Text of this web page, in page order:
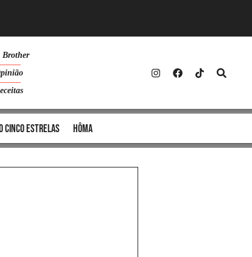
Brother
Cinco Estrelas Hôma